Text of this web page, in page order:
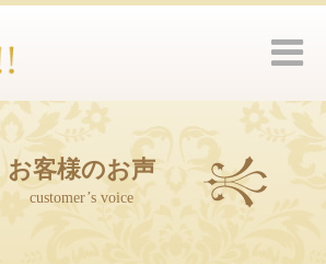
お客様のお声
customer’s voice